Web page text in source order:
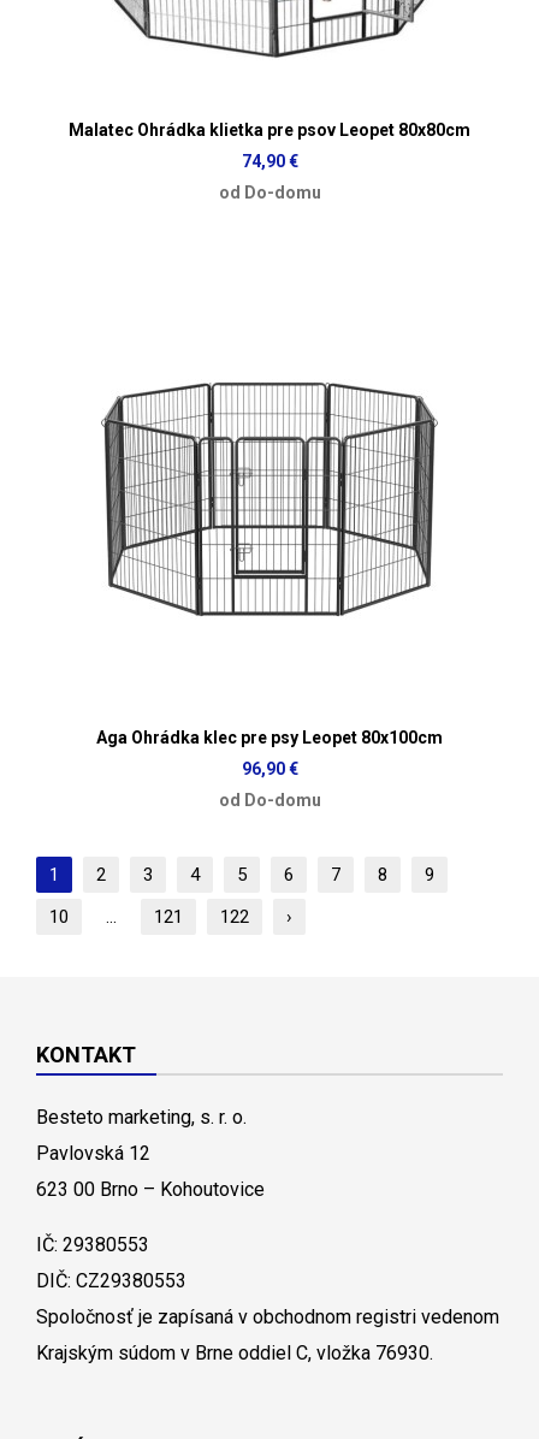
Malatec Ohrádka klietka pre psov Leopet 80x80cm
74,90 €
od Do-domu
Aga Ohrádka klec pre psy Leopet 80x100cm
96,90 €
od Do-domu
1 2 3 4 5 6 7 8
9
10
... 121 122 ›
KONTAKT
Besteto marketing, s. r. o.
Pavlovská 12
623 00 Brno – Kohoutovice
IČ: 29380553
DIČ: CZ29380553
Spoločnosť je zapísaná v obchodnom registri vedenom
Krajským súdom v Brne oddiel C, vložka 76930.